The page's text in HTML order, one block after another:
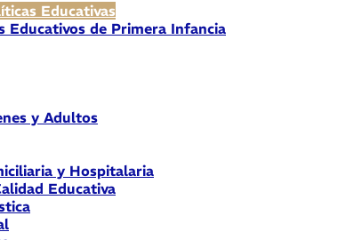
Educativas
Educativos de Primera Infancia
y Adultos
y Hospitalaria
Educativa